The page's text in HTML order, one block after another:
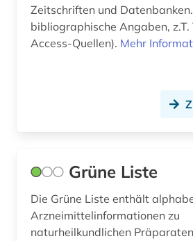
sicherheitstechnik (1)
stand der technik (3)
statistik (4)
stoff (1)
Zeitschriften und
bibliographische Angaben,
Access-Quellen). Mehr
Grüne Liste
Die Grüne Liste enthält
Arzneimittelinformationen zu
naturheilkundlichen